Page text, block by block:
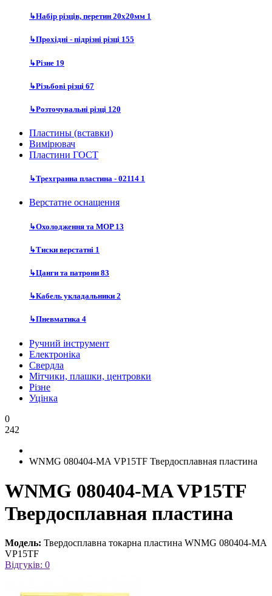
↳Набір різців, перетин 20х20мм 1
↳Прохідні - підрізні різці 155
↳Різне 19
↳Різьбові різці 67
↳Розточувальні різці 120
Пластины (вставки)
Вимірювач
Пластини ГОСТ
↳Трехгранна пластина - 02114 1
Верстатне оснащення
↳Охолодження та MOP 13
↳Тиски верстатні 1
↳Цанги та патрони 83
↳Кабель укладальники 2
↳Пневматика 4
Ручний інструмент
Електроніка
Свердла
Мітчики, плашки, центровки
Різне
Уцінка
0
242
WNMG 080404-MA VP15TF Твердосплавная пластина
WNMG 080404-MA VP15TF
Твердосплавная пластина
Модель: Твердосплавна токарна пластина WNMG 080404-MA
VP15TF
Відгуків: 0